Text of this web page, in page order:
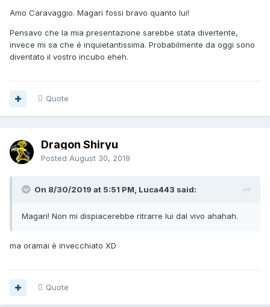
Amo Caravaggio. Magari fossi bravo quanto lui!
Pensavo che la mia presentazione sarebbe stata divertente,
invece mi sa che é inquietantissima. Probabilmente da oggi sono
diventato il vostro incubo eheh.
Quote
Dragon Shiryu
Posted August 30, 2019
On 8/30/2019 at 5:51 PM, Luca443 said:
Magari! Non mi dispiacerebbe ritrarre lui dal vivo ahahah.
ma oramai è invecchiato XD
Quote